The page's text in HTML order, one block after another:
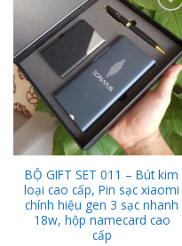
Add to
Wishlist
BỘ GIFT SET 011 – Bút kim
loại cao cấp, Pin sạc xiaomi
chính hiệu gen 3 sạc nhanh
18w, hộp namecard cao
cấp